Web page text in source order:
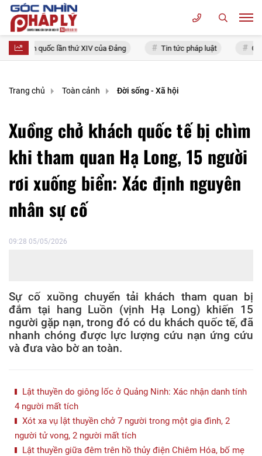
toàn quốc lần thứ XIV của Đảng Tin tức pháp luật Chính
Trang chủ Toàn cảnh Đời sống - Xã hội
Xuồng chở khách quốc tế bị chìm
khi tham quan Hạ Long, 15 người
rơi xuống biển: Xác định nguyên
nhân sự cố
09:28 05/05/2026
Sự cố xuồng chuyển tải khách tham quan bị
đắm tại hang Luồn (vịnh Hạ Long) khiến 15
người gặp nạn, trong đó có du khách quốc tế, đã
nhanh chóng được lực lượng cứu nạn ứng cứu
và đưa vào bờ an toàn.
Lật thuyền do giông lốc ở Quảng Ninh: Xác nhận danh tính
4 người mất tích
Xót xa vụ lật thuyền chở 7 người trong một gia đình, 2
người tử vong, 2 người mất tích
Lật thuyền giữa đêm trên hồ thủy điện Chiêm Hóa, bố mẹ